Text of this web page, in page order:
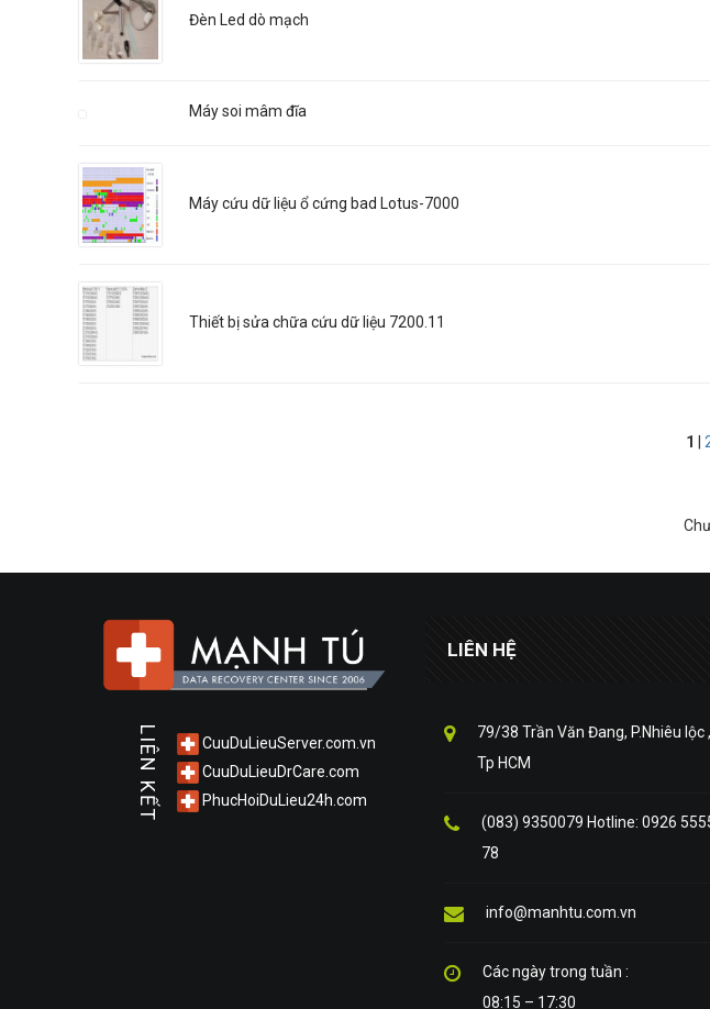
Đèn Led dò mạch
Máy soi mâm đĩa
Máy cứu dữ liệu ổ cứng bad Lotus-7000
Thiết bị sửa chữa cứu dữ liệu 7200.11
1
LIÊN KẾT
CuuDuLieuServer.com.vn
CuuDuLieuDrCare.com
PhucHoiDuLieu24h.com
LIÊN HỆ
79/38 Trần Văn Đang, P.Nhiêu lộc ,
Tp HCM
(083) 9350079 Hotline: 0926
78
info@manhtu.com.vn
Các ngày trong tuần :
08:15 – 17:30